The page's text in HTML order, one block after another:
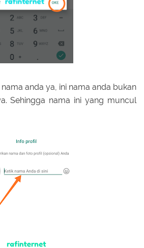
anda ya, ini nama anda bukan
Sehingga nama ini yang muncul